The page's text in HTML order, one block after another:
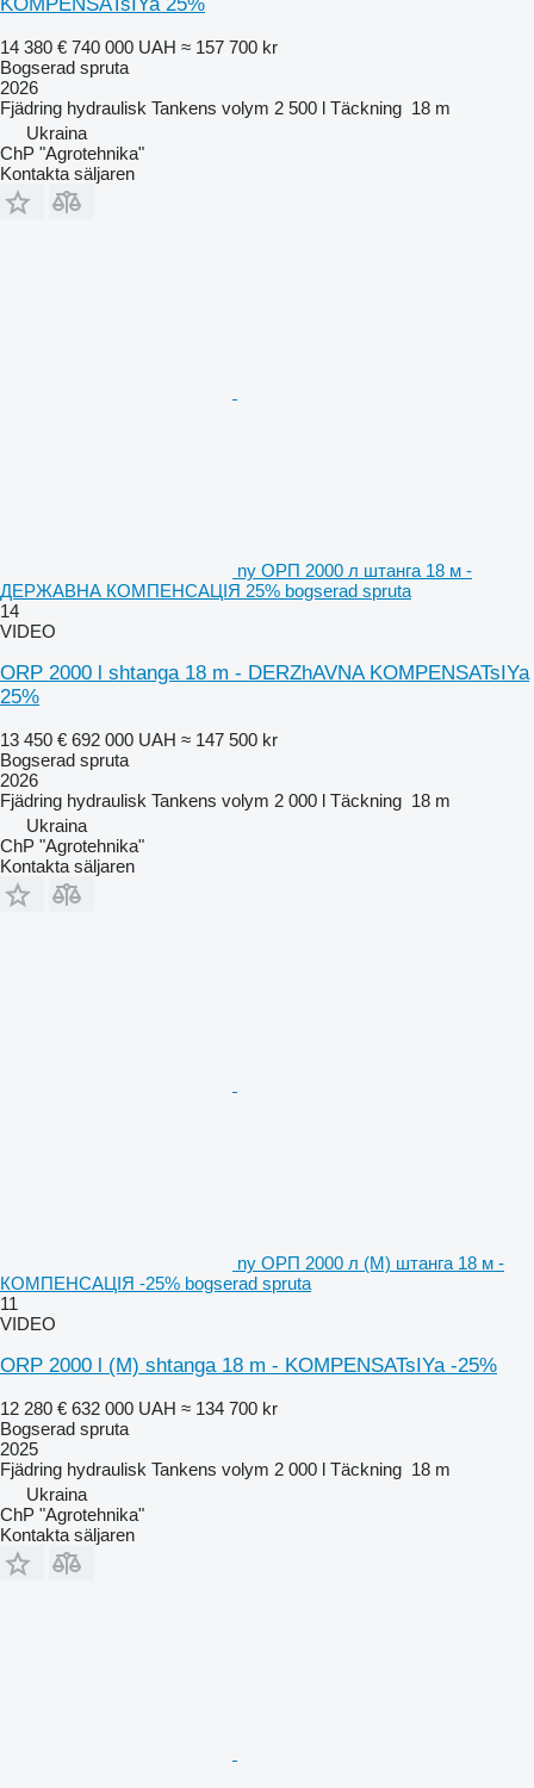
14 380 € 740 000 UAH ≈ 157 700 kr
Bogserad spruta
2026
Fjädring hydraulisk Tankens volym 2 500 l Täckning 18 m
Ukraina
ChP "Agrotehnika"
Kontakta säljaren
ny ОРП 2000 л штанга 18 м -
ДЕРЖАВНА КОМПЕНСАЦІЯ 25% bogserad spruta
14
VIDEO
ORP 2000 l shtanga 18 m - DERZhAVNA KOMPENSATsIYa
25%
13 450 € 692 000 UAH ≈ 147 500 kr
Bogserad spruta
2026
Fjädring hydraulisk Tankens volym 2 000 l Täckning 18 m
Ukraina
ChP "Agrotehnika"
Kontakta säljaren
ny ОРП 2000 л (М) штанга 18 м -
КОМПЕНСАЦІЯ -25% bogserad spruta
11
VIDEO
ORP 2000 l (M) shtanga 18 m - KOMPENSATsIYa -25%
12 280 € 632 000 UAH ≈ 134 700 kr
Bogserad spruta
2025
Fjädring hydraulisk Tankens volym 2 000 l Täckning 18 m
Ukraina
ChP "Agrotehnika"
Kontakta säljaren